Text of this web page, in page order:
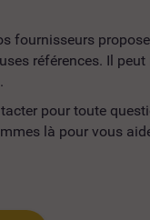
fournisseurs
références. Il
pour toute
là pour vous